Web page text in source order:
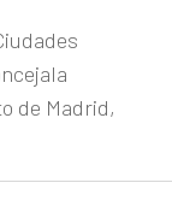
de Madrid,